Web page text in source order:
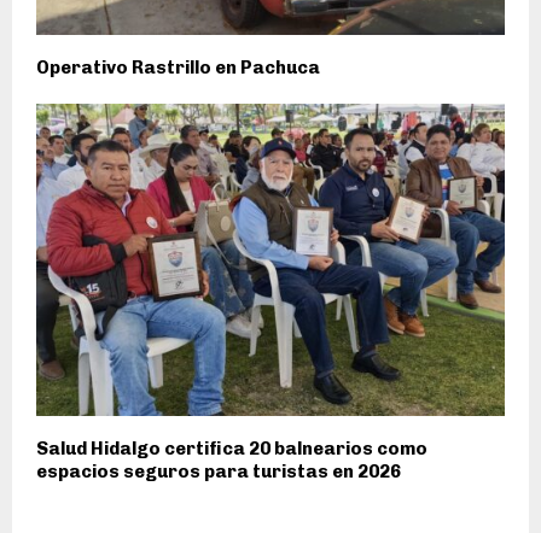
Operativo Rastrillo en Pachuca
Salud Hidalgo certifica 20 balnearios como
espacios seguros para turistas en 2026